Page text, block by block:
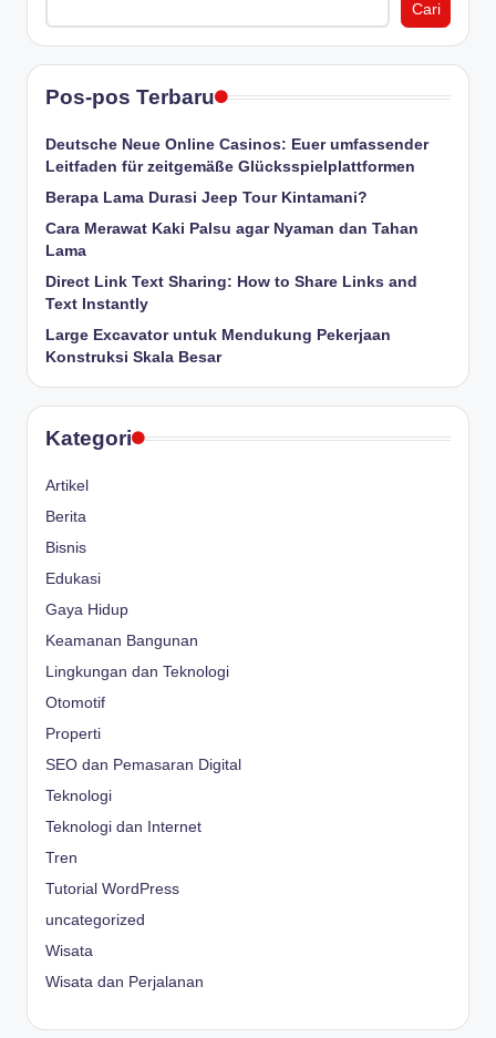
Cari
Pos-pos Terbaru
Deutsche Neue Online Casinos: Euer umfassender
Leitfaden für zeitgemäße Glücksspielplattformen
Berapa Lama Durasi Jeep Tour Kintamani?
Cara Merawat Kaki Palsu agar Nyaman dan Tahan
Lama
Direct Link Text Sharing: How to Share Links and
Text Instantly
Large Excavator untuk Mendukung Pekerjaan
Konstruksi Skala Besar
Kategori
Artikel
Berita
Bisnis
Edukasi
Gaya Hidup
Keamanan Bangunan
Lingkungan dan Teknologi
Otomotif
Properti
SEO dan Pemasaran Digital
Teknologi
Teknologi dan Internet
Tren
Tutorial WordPress
uncategorized
Wisata
Wisata dan Perjalanan